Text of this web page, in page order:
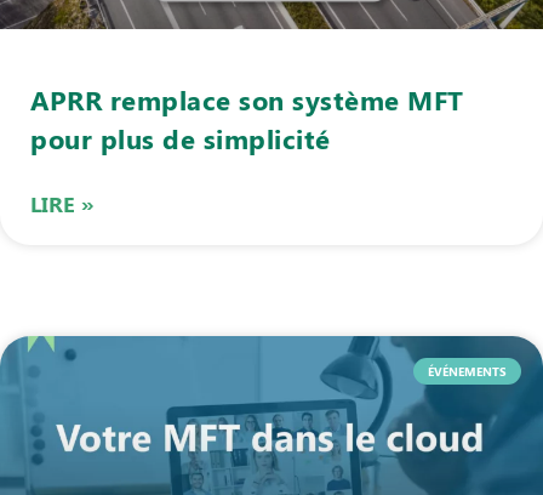
APRR remplace son système MFT
pour plus de simplicité
LIRE »
ÉVÉNEMENTS